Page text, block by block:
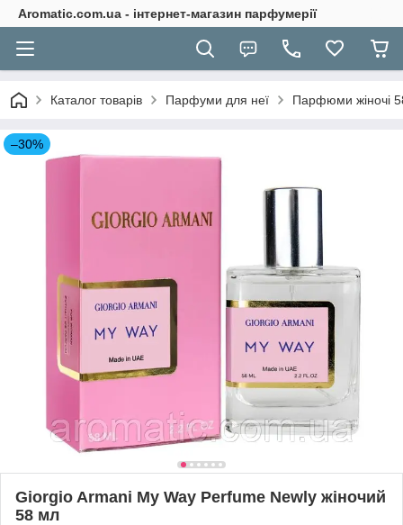
Aromatic.com.ua - інтернет-магазин парфумерії
Каталог товарів Парфуми для неї Парфюми жіночі
–30%
Giorgio Armani My Way Perfume Newly жіночий
58 мл